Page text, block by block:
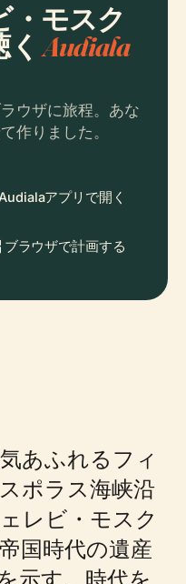
・モスク
くAudiala
ウザに旅程。あな
作りました。
アプリで開く
ブラウザで計画する
あふれるフィ
ポラス海峡沿
レビ・モスク
国時代の遺産